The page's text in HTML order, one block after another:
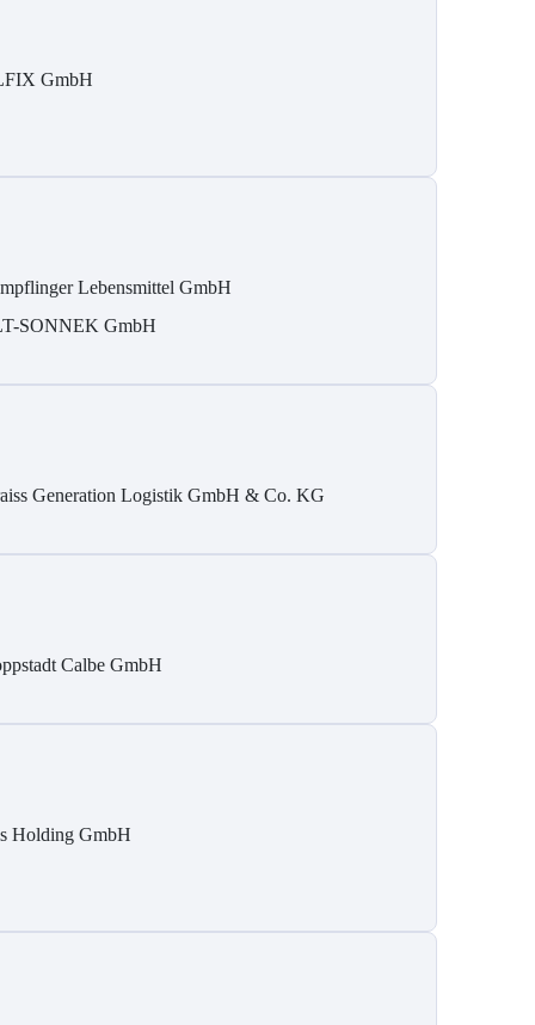
GmbH
Lebensmittel GmbH
SONNEK GmbH
Generation Logistik GmbH & Co. KG
Calbe GmbH
Holding GmbH